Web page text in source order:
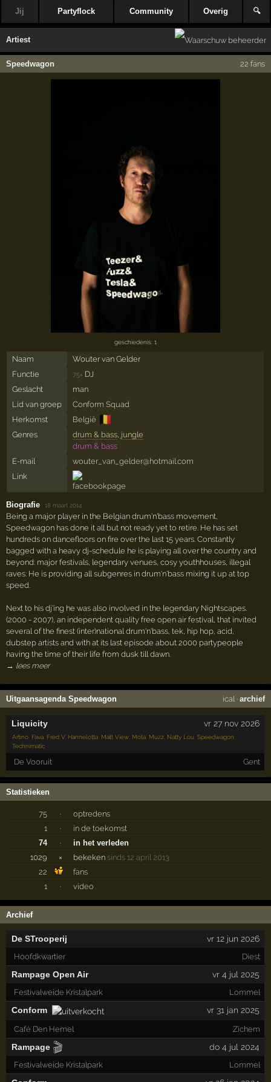
Jij Partyflock Community Overig 🔍
Artiest
Speedwagon 22 fans
geschiedenis: 1
Naam
Wouter van Gelder
Functie
75× DJ
Geslacht
man
Lid van groep
Conform Squad
Herkomst
België 🇧🇪
Genres drum & bass, jungle
drum & bass
E-mail
wouter_van_gelder@hotmail.com
Link
Biografie ·18 maart 2014
Being a major player in the Belgian drum'n'bass movement,
Speedwagon has done it all but not ready yet to retire. He has set
hundreds on dancefloors on fire over the last 15 years. Constantly
bagged with a heavy dj-schedule he is playing all over the country and
beyond: major festivals, legendary venues, cosy youthhouses, illegal
raves: He is providing all subgenres in drum'n'bass mixing it up at top
speed.
Next to his dj'ing he was also involved in the legendary Nightscapes.
(2000 - 2007), an independent quality free open air festival, that invited
several of the finest (inter)national drum'n'bass, tek, hip hop, acid,
dubstep artists and with at its last episode about 2000 partypeople
having the time of their life from dusk till dawn.
→ lees meer
Uitgaansagenda Speedwagon ical· archief
Liquicity vr 27 nov 2026
Artino Fava Fred V, Hannelotta Matt View Mota Muzz Natty Lou ,Speedwagon
Technimatic
De Vooruit Gent
Statistieken
75 ·
optredens
1
·
in de toekomst
74
·
in het verleden
1029
× bekeken sinds 12 april 2013
22
fans
1
· video
Archief
De STrooperij vr 12 jun 2026
Hoofdkwartier Diest
Rampage Open Air vr 4 jul 2025
Festivalweide Kristalpark Lommel
Conform vr 31 jan 2025
Café Den Hemel Zichem
Rampage 🎬 do 4 jul 2024
Festivalweide Kristalpark Lommel